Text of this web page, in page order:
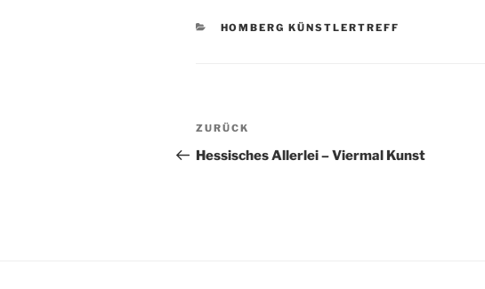
KATEGORIEN
HOMBERG KÜNSTLERTREFF
Beitragsnavigation
Vorheriger
Beitrag
ZURÜCK
Hessisches Allerlei – Viermal Kunst